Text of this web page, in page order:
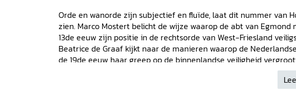
Orde en wanorde zijn subjectief en fluïde, laat dit nummer van
zien. Marco Mostert belicht de wijze waarop de abt van Egmond
13de eeuw zijn positie in de rechtsorde van West-Friesland
Beatrice de Graaf kijkt naar de manieren waarop de
de 19de eeuw haar greep op de binnenlandse veiligheid
Meershoek behandelt de moeizame aanpassing van de
politie aan de veranderende culturele verhoudingen tijden de